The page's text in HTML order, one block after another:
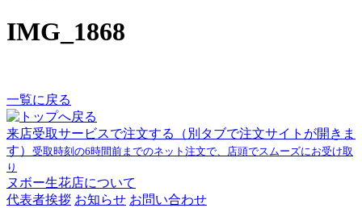
IMG_1868
一覧に戻る
来店受取サービスで注文する
（別タブで注文サイトが開きま
す） 受取時刻の6時間前までのネット注文で、店頭でスムーズにお受け取
り
ヌボー生花店について
代表者挨拶 お知らせ お問い合わせ